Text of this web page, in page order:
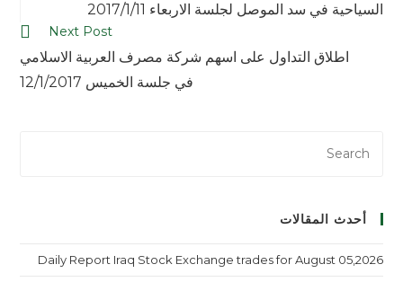
السياحية في سد الموصل لجلسة الاربعاء 2017/1/11
Next Post
اطلاق التداول على اسهم شركة مصرف العربية الاسلامي
في جلسة الخميس 12/1/2017
أحدث المقالات
Daily Report Iraq Stock Exchange trades for August 05,2026